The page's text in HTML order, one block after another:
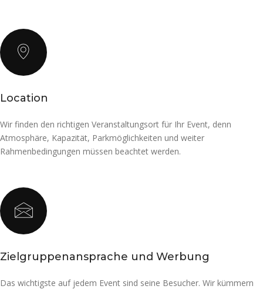
Location
Wir finden den richtigen Veranstaltungsort für Ihr Event, denn
Atmosphäre, Kapazität, Parkmöglichkeiten und weiter
Rahmenbedingungen müssen beachtet werden.
Zielgruppenansprache und Werbung
Das wichtigste auf jedem Event sind seine Besucher. Wir kümmern